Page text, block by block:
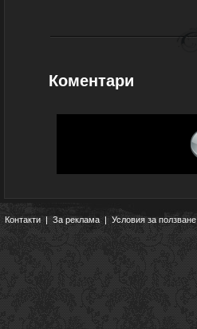
Коментари
Контакти|За реклама | Условия за ползване